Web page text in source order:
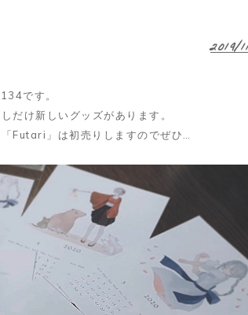
2019/
です。
だけ新しいグッズがあります。
Futari」は初売りしますのでぜひ…